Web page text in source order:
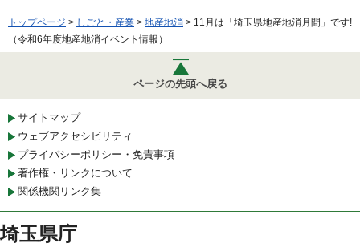
トップページ > しごと・産業 > 地産地消 > 11月は「埼玉県地産地消月間」です!
（令和6年度地産地消イベント情報）
ページの先頭へ戻る
サイトマップ
ウェブアクセシビリティ
プライバシーポリシー・免責事項
著作権・リンクについて
関係機関リンク集
埼玉県庁